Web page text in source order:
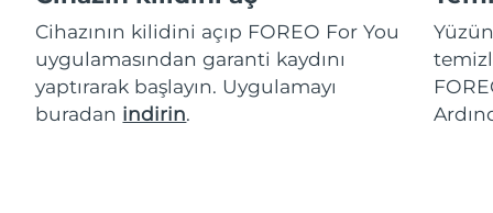
Cihazının kilidini açıp FOREO For You
uygulamasından garanti kaydını
yaptırarak başlayın. Uygulamayı
buradan indirin.